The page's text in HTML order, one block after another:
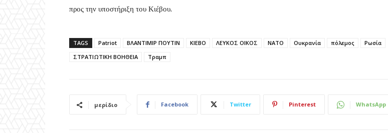
προς την υποστήριξη του Κιέβου.
TAGS Patriot ΒΛΑΝΤΙΜΙΡ ΠΟΥΤΙΝ ΚΙΕΒΟ ΛΕΥΚΟΣ ΟΙΚΟΣ ΝΑΤΟ Ουκρανία πόλεμος
Ρωσία
ΣΤΡΑΤΙΩΤΙΚΗ ΒΟΗΘΕΙΑ
Τραμπ
μερίδιο Facebook Twitter Pinterest WhatsApp